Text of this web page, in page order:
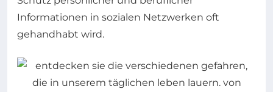
Informationen in sozialen Netzwerken oft
gehandhabt wird.